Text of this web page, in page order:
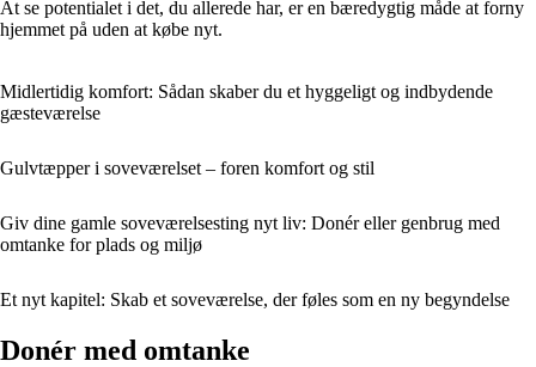
At se potentialet i det, du allerede har, er en bæredygtig måde at forny
hjemmet på uden at købe nyt.
Midlertidig komfort: Sådan skaber du et hyggeligt og indbydende
gæsteværelse
Gulvtæpper i soveværelset – foren komfort og stil
Giv dine gamle soveværelsesting nyt liv: Donér eller genbrug med
omtanke for plads og miljø
Et nyt kapitel: Skab et soveværelse, der føles som en ny begyndelse
Donér med omtanke